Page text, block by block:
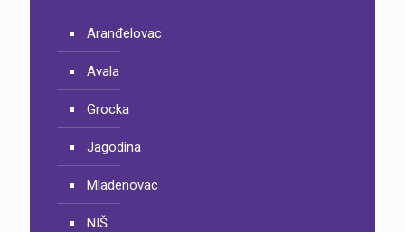
Aranđelovac
Avala
Grocka
Jagodina
Mladenovac
NIŠ